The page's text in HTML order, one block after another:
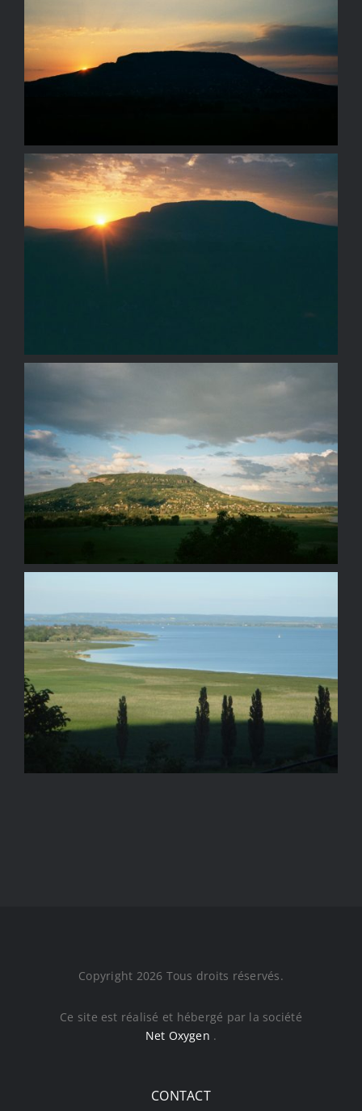
Copyright 2026 Tous droits réservés.
Ce site est réalisé et hébergé par la société
Net Oxygen .
CONTACT